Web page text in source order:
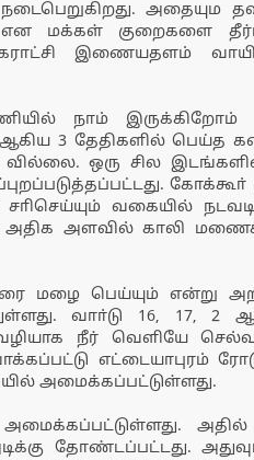
அதையும
என மக்கள் குறைகளை
இணையதளம்
நாம்
ஆகிய 3 தேதிகளில் பெய்த
ஒரு சில
வகையில்
அதிக அளவில் காலி
மழை பெய்யும் என்று
வாா்டு 16, 17, 2
வழியாக நீர் வௌியே
எட்டையாபுரம்
அமைக்கப்பட்டுள்ளது.
அமைக்கப்பட்டுள்ளது.
தோண்டப்பட்டது.